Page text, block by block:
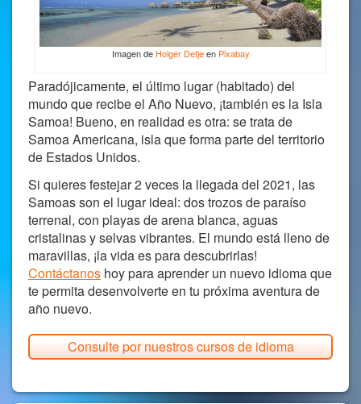
Imagen de Holger Detjeen Pixabay
Paradójicamente, el último lugar (habitado) del
mundo que recibe el Año Nuevo, ¡también es la Isla
Samoa! Bueno, en realidad es otra: se trata de
Samoa Americana, isla que forma parte del territorio
de Estados Unidos.
Si quieres festejar 2 veces la llegada del 2021, las
Samoas son el lugar ideal: dos trozos de paraíso
terrenal, con playas de arena blanca, aguas
cristalinas y selvas vibrantes. El mundo está lleno de
maravillas, ¡la vida es para descubrirlas!
Contáctanos hoy para aprender un nuevo idioma que
te permita desenvolverte en tu próxima aventura de
año nuevo.
Consulte por nuestros cursos de idioma